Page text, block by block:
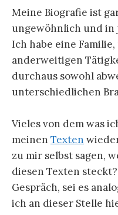
Meine Biografie ist
ungewöhnlich und in
Ich habe eine
anderweitigen
durchaus sowohl
unterschiedlichen
Vieles von dem was
meinen Texten
zu mir selbst sagen,
diesen Texten
Gespräch, sei es
ich an dieser Stelle